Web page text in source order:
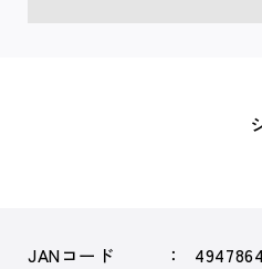
JANコード